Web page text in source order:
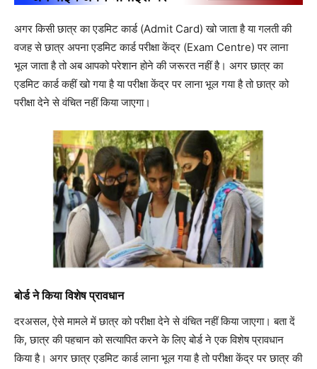
अगर किसी छात्र का एडमिट कार्ड (Admit Card) खो जाता है या गलती की
वजह से छात्र अपना एडमिट कार्ड परीक्षा केंद्र (Exam Centre) पर लाना
भूल जाता है तो अब आपको परेशान होने की जरूरत नहीं है। अगर छात्र का
एडमिट कार्ड कहीं खो गया है या परीक्षा केंद्र पर लाना भूल गया है तो छात्र को
परीक्षा देने से वंचित नहीं किया जाएगा।
बोर्ड ने किया विशेष प्रावधान
दरअसल, ऐसे मामले में छात्र को परीक्षा देने से वंचित नहीं किया जाएगा। बता दें
कि, छात्र की पहचान को सत्यापित करने के लिए बोर्ड ने एक विशेष प्रावधान
किया है। अगर छात्र एडमिट कार्ड लाना भूल गया है तो परीक्षा केंद्र पर छात्र की